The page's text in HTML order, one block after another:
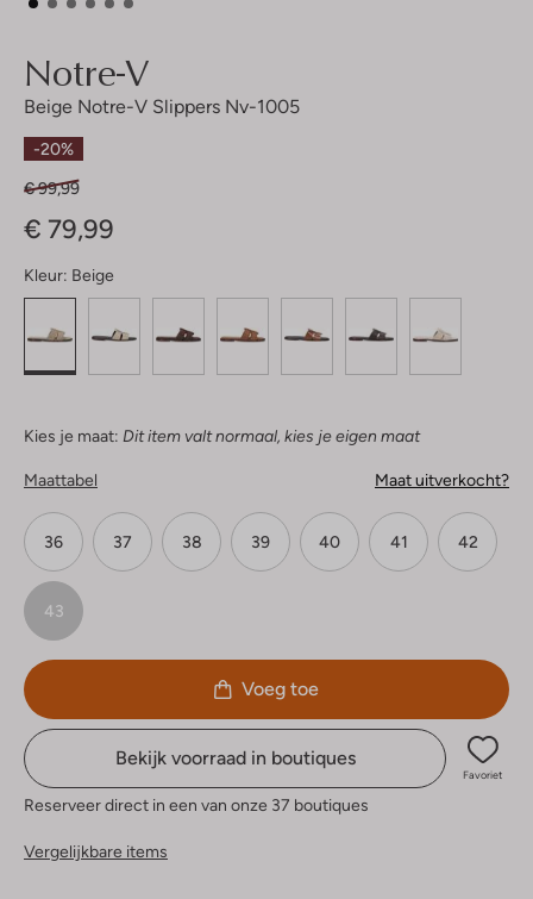
Notre-V
Beige Notre-V Slippers Nv-1005
-20%
€ 99,99
€ 79,99
Kleur: Beige
Kies je maat: Dit item valt normaal, kies je eigen maat
Maattabel Maat uitverkocht?
36 37 38 39 40 41 42
43
Voeg toe
Bekijk voorraad in boutiques
Favoriet
Reserveer direct in een van onze 37 boutiques
Vergelijkbare items